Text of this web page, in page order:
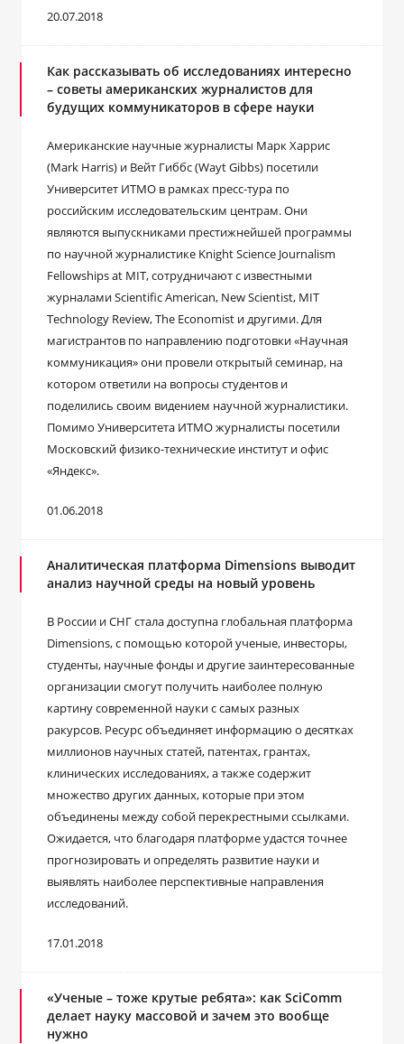
20.07.2018
Как рассказывать об исследованиях интересно
– советы американских журналистов для
будущих коммуникаторов в сфере науки
Американские научные журналисты Марк Харрис
(Mark Harris) и Вейт Гиббс (Wayt Gibbs) посетили
Университет ИТМО в рамках пресс-тура по
российским исследовательским центрам. Они
являются выпускниками престижнейшей программы
по научной журналистике Knight Science Journalism
Fellowships at MIT, сотрудничают с известными
журналами Scientific American, New Scientist, MIT
Technology Review, The Economist и другими. Для
магистрантов по направлению подготовки «Научная
коммуникация» они провели открытый семинар, на
котором ответили на вопросы студентов и
поделились своим видением научной журналистики.
Помимо Университета ИТМО журналисты посетили
Московский физико-технические институт и офис
«Яндекс».
01.06.2018
Аналитическая платформа Dimensions выводит
анализ научной среды на новый уровень
В России и СНГ стала доступна глобальная платформа
Dimensions, с помощью которой ученые, инвесторы,
студенты, научные фонды и другие заинтересованные
организации смогут получить наиболее полную
картину современной науки с самых разных
ракурсов. Ресурс объединяет информацию о десятках
миллионов научных статей, патентах, грантах,
клинических исследованиях, а также содержит
множество других данных, которые при этом
объединены между собой перекрестными ссылками.
Ожидается, что благодаря платформе удастся точнее
прогнозировать и определять развитие науки и
выявлять наиболее перспективные направления
исследований.
17.01.2018
«Ученые – тоже крутые ребята»: как SciComm
делает науку массовой и зачем это вообще
нужно